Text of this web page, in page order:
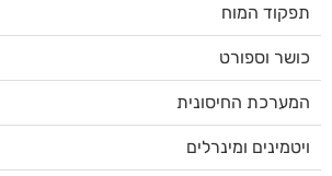
תפקוד המוח
כושר וספורט
המערכת החיסונית
ויטמינים ומינרלים